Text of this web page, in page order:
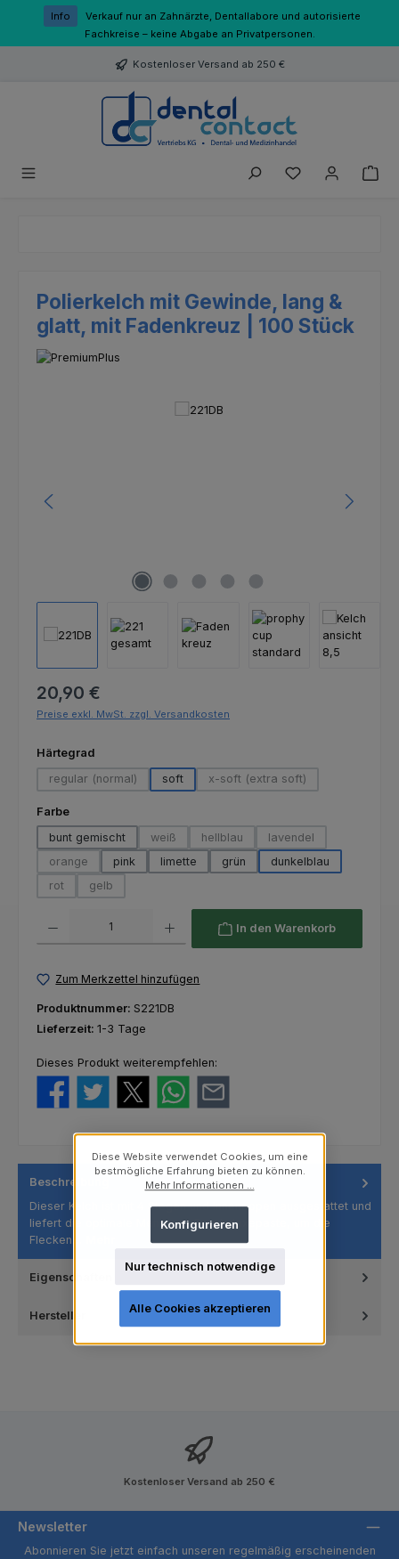
Zum Hauptinhalt springen
Info
Verkauf nur an Zahnärzte, Dentallabore und autorisierte
Fachkreise – keine Abgabe an Privatpersonen.
Kostenloser Versand ab 250 €
Du hast 0
Polierkelch mit Gewinde, lang &
glatt, mit Fadenkreuz | 100 Stück
Regulärer Preis:
20,90 €
Preise exkl. MwSt. zzgl. Versandkosten
Härtegrad
regular (normal)
(Diese Option ist zurzeit nicht verfügbar.)
soft x-soft (extra soft)
(Diese Option ist zurzeit
Farbeauswählen
bunt gemischt
weiß
(Diese Option ist zurzeit nicht verfügbar.)
hellblau
(Diese Option ist zurzeit nicht
lavendel
(Diese Option ist
orange
(Diese Option ist zurzeit nicht verfügbar.)
pink limette grün
dunkelblau
rot
(Diese Option ist zurzeit nicht verfügbar.)
gelb
(Diese Option ist zurzeit nicht verfügbar.)
In den Warenkorb
Zum Merkzettel hinzufügen
Produktnummer: S221DB
Lieferzeit: 1-3 Tage
Dieses Produkt weiterempfehlen:
Beschreibung
Dieser Kelch ist mit 4 Stegen und Innenrippen ausgestattet und
liefert die optimale Menge an Prophylaxepaste, um die
Flecken…
Eigenschaften
Hersteller
Kostenloser Versand ab 250 €
Newsletter
Abonnieren Sie jetzt einfach unseren regelmäßig erscheinenden
Diese Website verwendet Cookies, um eine
bestmögliche Erfahrung bieten zu können.
Mehr Informationen ...
Nur technisch notwendige
Konfigurieren
Alle Cookies akzeptieren